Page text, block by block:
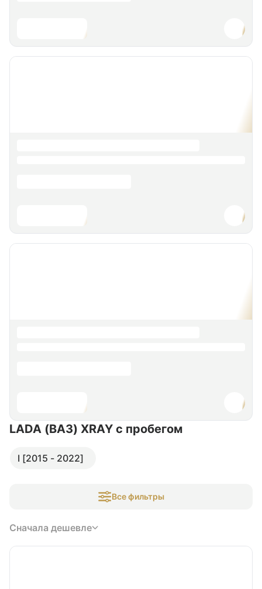
LADA (ВАЗ) XRAY с пробегом
I [2015 - 2022]
Все фильтры
Сначала дешевле